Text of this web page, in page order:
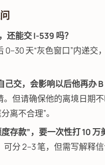
还能交 I-539 吗？
0–30 天“灰色窗口”内递交
交，会影响以后他再办
但请确保他的离境日期
离不合理”。
存款”，要一次性打 10 万
分 2–3 笔，但需写解释